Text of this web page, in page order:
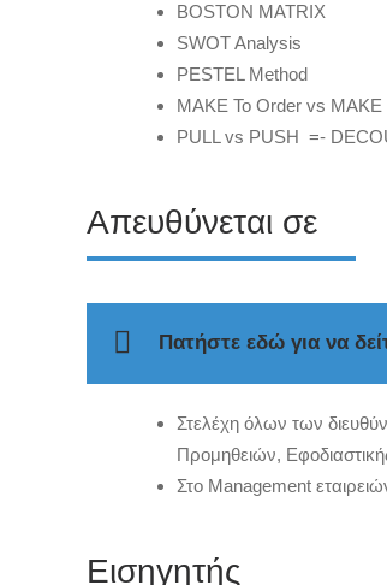
BOSTON MATRIX
SWOT Analysis
PESTEL Method
MAKE To Order vs MAKE
PULL vs PUSH =-
Απευθύνεται σε
Πατήστε εδώ για να
Στελέχη όλων των
Προμηθειών,
Στο Management
Εισηγητής